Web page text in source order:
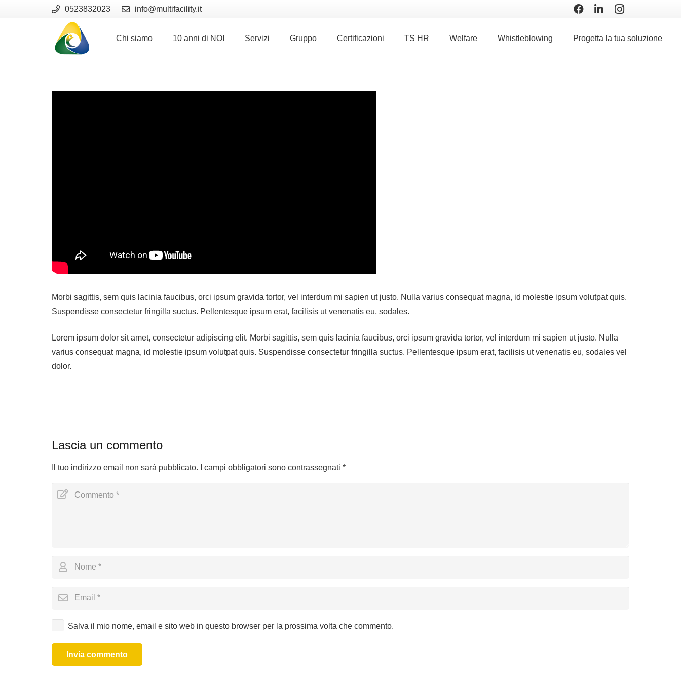
0523832023 info@multifacility.it
Chi siamo 10 anni di NOI Servizi Gruppo Certificazioni TS HR Welfare Whistleblowing Progetta la tua soluzione
Morbi sagittis, sem quis lacinia faucibus, orci ipsum gravida tortor, vel interdum mi sapien ut justo. Nulla varius consequat magna, id molestie ipsum volutpat quis.
Suspendisse consectetur fringilla suctus. Pellentesque ipsum erat, facilisis ut venenatis eu, sodales.
Lorem ipsum dolor sit amet, consectetur adipiscing elit. Morbi sagittis, sem quis lacinia faucibus, orci ipsum gravida tortor, vel interdum mi sapien ut justo. Nulla
varius consequat magna, id molestie ipsum volutpat quis. Suspendisse consectetur fringilla suctus. Pellentesque ipsum erat, facilisis ut venenatis eu, sodales vel
dolor.
Lascia un commento
Il tuo indirizzo email non sarà pubblicato. I campi obbligatori sono contrassegnati *
Salva il mio nome, email e sito web in questo browser per la prossima volta che commento.
Invia commento